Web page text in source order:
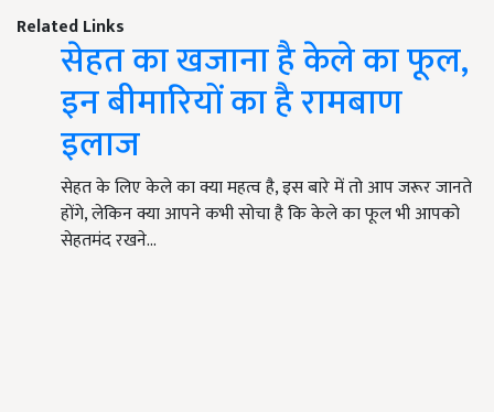
Related Links
सेहत का खजाना है केले का फूल,
इन बीमारियों का है रामबाण
इलाज
सेहत के लिए केले का क्या महत्व है, इस बारे में तो आप जरूर जानते
होंगे, लेकिन क्या आपने कभी सोचा है कि केले का फूल भी आपको
सेहतमंद रखने…